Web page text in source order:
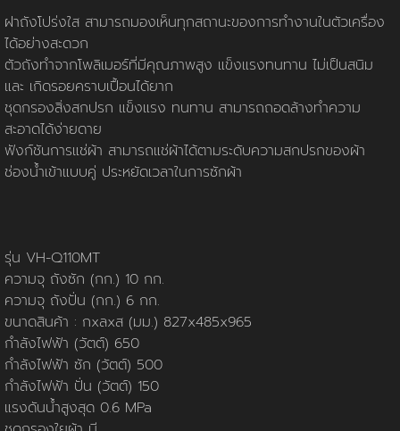
การคืนเงินและคืนสินค้า
ทวียนต์ 53 สาขา
ผลงานของเรา
นโยบายการใช้คุกกี้
ข้อกำหนดและเงื่อนไข
นโยบายความเป็นส่วนตัว